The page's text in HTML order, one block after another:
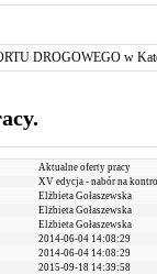
DROGOWEGO w
Aktualne oferty pracy
XV edycja - nabór na
Elżbieta Gołaszewska
Elżbieta Gołaszewska
Elżbieta Gołaszewska
2014-06-04 14:08:29
2014-06-04 14:08:29
2015-09-18 14:39:58